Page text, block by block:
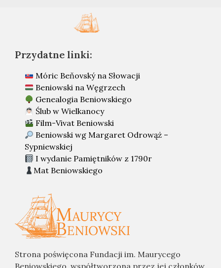
Strona poświęcona Fundacji im. Maurycego
Beniowskiego, współtworzona przez jej członków
Przydatne linki:
Móric Beňovský na Słowacji
Beniowski na Węgrzech
Genealogia Beniowskiego
Ślub w Wielkanocy
Film-Vivat Beniowski
Beniowski wg Margaret Odrowąż –
Sypniewskiej
I wydanie Pamiętników z 1790r
Mat Beniowskiego